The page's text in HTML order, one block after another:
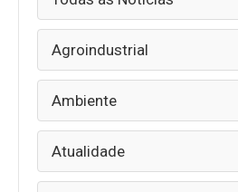
Agroindustrial
Ambiente
Atualidade